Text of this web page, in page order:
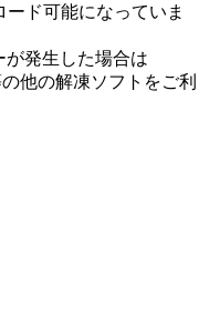
ド可能になっていま
が発生した場合は
他の解凍ソフトをご利